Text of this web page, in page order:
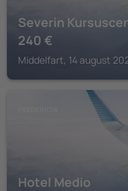
Severin
240 €
Middelfart, 14 august
Hotel Medio